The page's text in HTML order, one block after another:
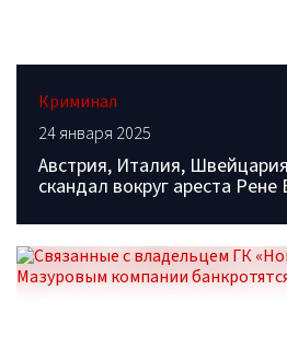
Криминал
24 января 2025
Австрия, Италия,
скандал вокруг ареста Рене